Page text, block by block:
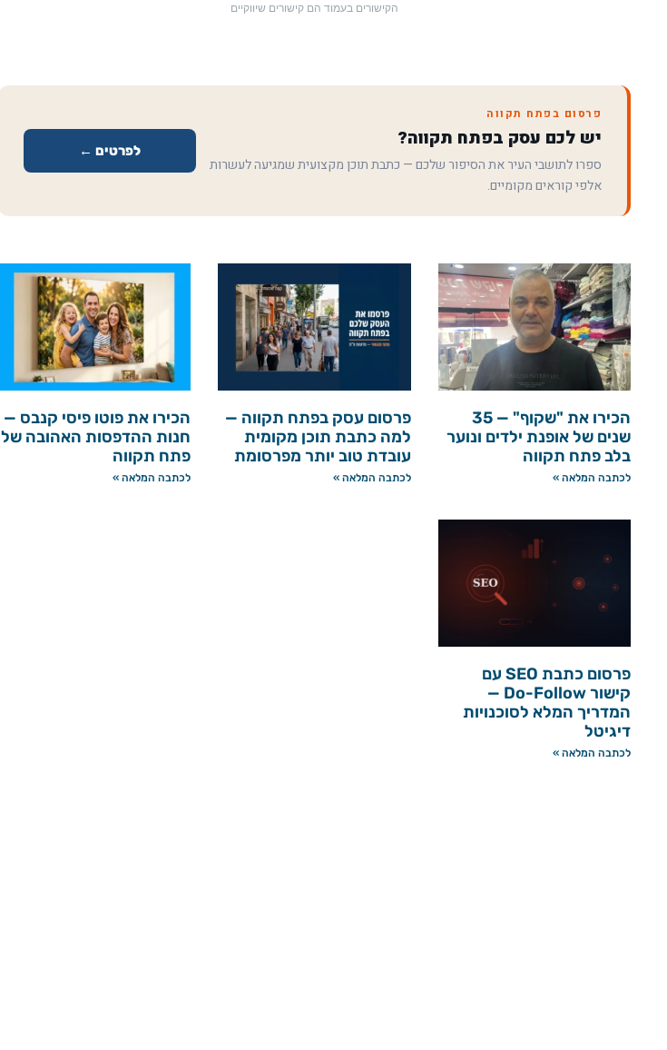
הקישורים בעמוד הם קישורים שיווקיים
פרסום בפתח תקווה
יש לכם עסק בפתח תקווה?
ספרו לתושבי העיר את הסיפור שלכם — כתבת תוכן מקצועית שמגיעה לעשרות
אלפי קוראים מקומיים.
לפרטים ←
הכירו את "שקוף" — 35
שנים של אופנת ילדים ונוער
בלב פתח תקווה
לכתבה המלאה »
פרסום עסק בפתח תקווה —
למה כתבת תוכן מקומית
עובדת טוב יותר מפרסומת
לכתבה המלאה »
הכירו את פוטו פיסי קנבס —
חנות ההדפסות האהובה של
פתח תקווה
לכתבה המלאה »
פרסום כתבת SEO עם
קישור Do-Follow —
המדריך המלא לסוכנויות
דיגיטל
לכתבה המלאה »